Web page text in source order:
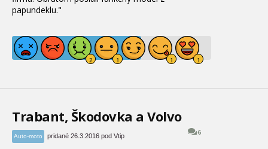
papundeklu."
Trabant, Škodovka a Volvo
6
Auto-moto pridané 26.3.2016 pod Vtip